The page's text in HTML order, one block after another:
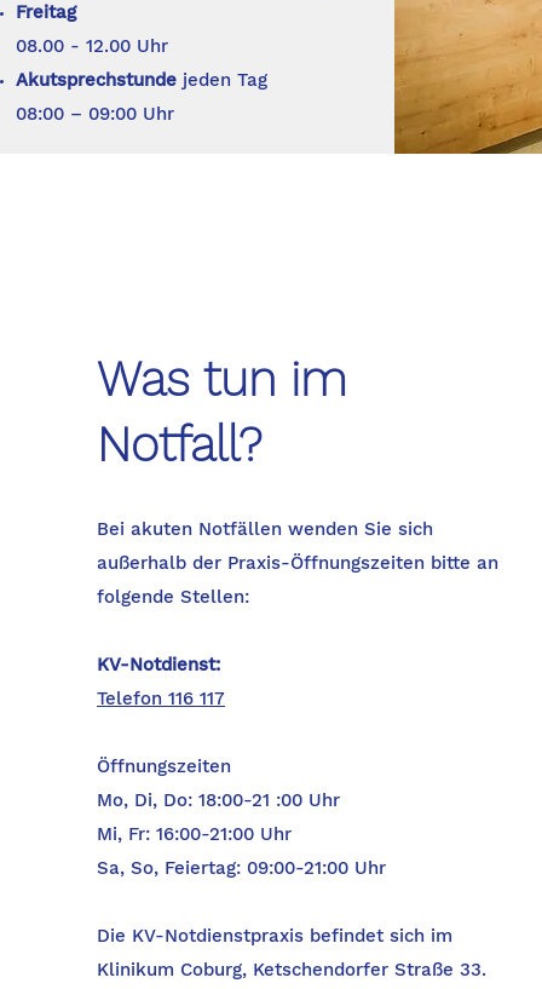
Freitag
08.00 - 12.00 Uhr
Akutsprechstunde jeden Tag
08:00 – 09:00 Uhr
Was tun im
Notfall?
Bei akuten Notfällen wenden Sie sich
außerhalb der Praxis-Öffnungszeiten bitte an
folgende Stellen:
KV-Notdienst:
Telefon 116 117
Öffnungszeiten
Mo, Di, Do: 18:00-21 :00 Uhr
Mi, Fr: 16:00-21:00 Uhr
Sa, So, Feiertag: 09:00-21:00 Uhr
Die KV-Notdienstpraxis befindet sich im
Klinikum Coburg, Ketschendorfer Straße 33.